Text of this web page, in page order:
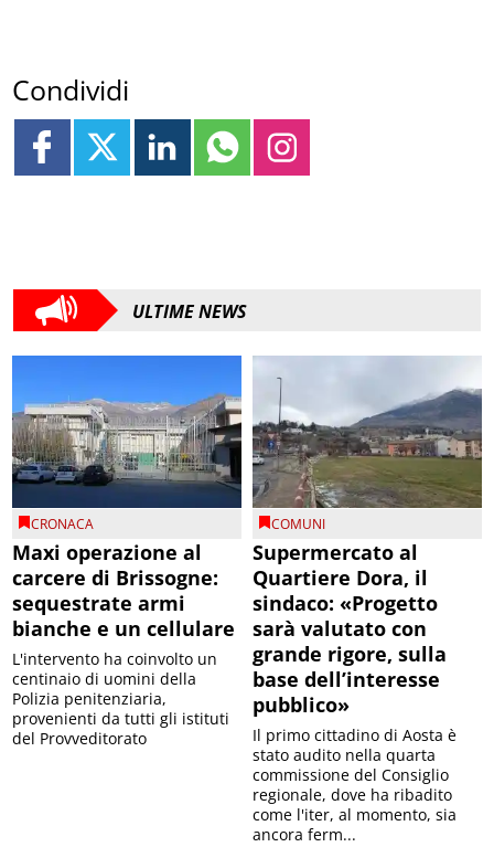
Condividi
ULTIME NEWS
CRONACA
Maxi operazione al
carcere di Brissogne:
sequestrate armi
bianche e un cellulare
L'intervento ha coinvolto un
centinaio di uomini della
Polizia penitenziaria,
provenienti da tutti gli istituti
del Provveditorato
COMUNI
Supermercato al
Quartiere Dora, il
sindaco: «Progetto
sarà valutato con
grande rigore, sulla
base dell’interesse
pubblico»
Il primo cittadino di Aosta è
stato audito nella quarta
commissione del Consiglio
regionale, dove ha ribadito
come l'iter, al momento, sia
ancora ferm...